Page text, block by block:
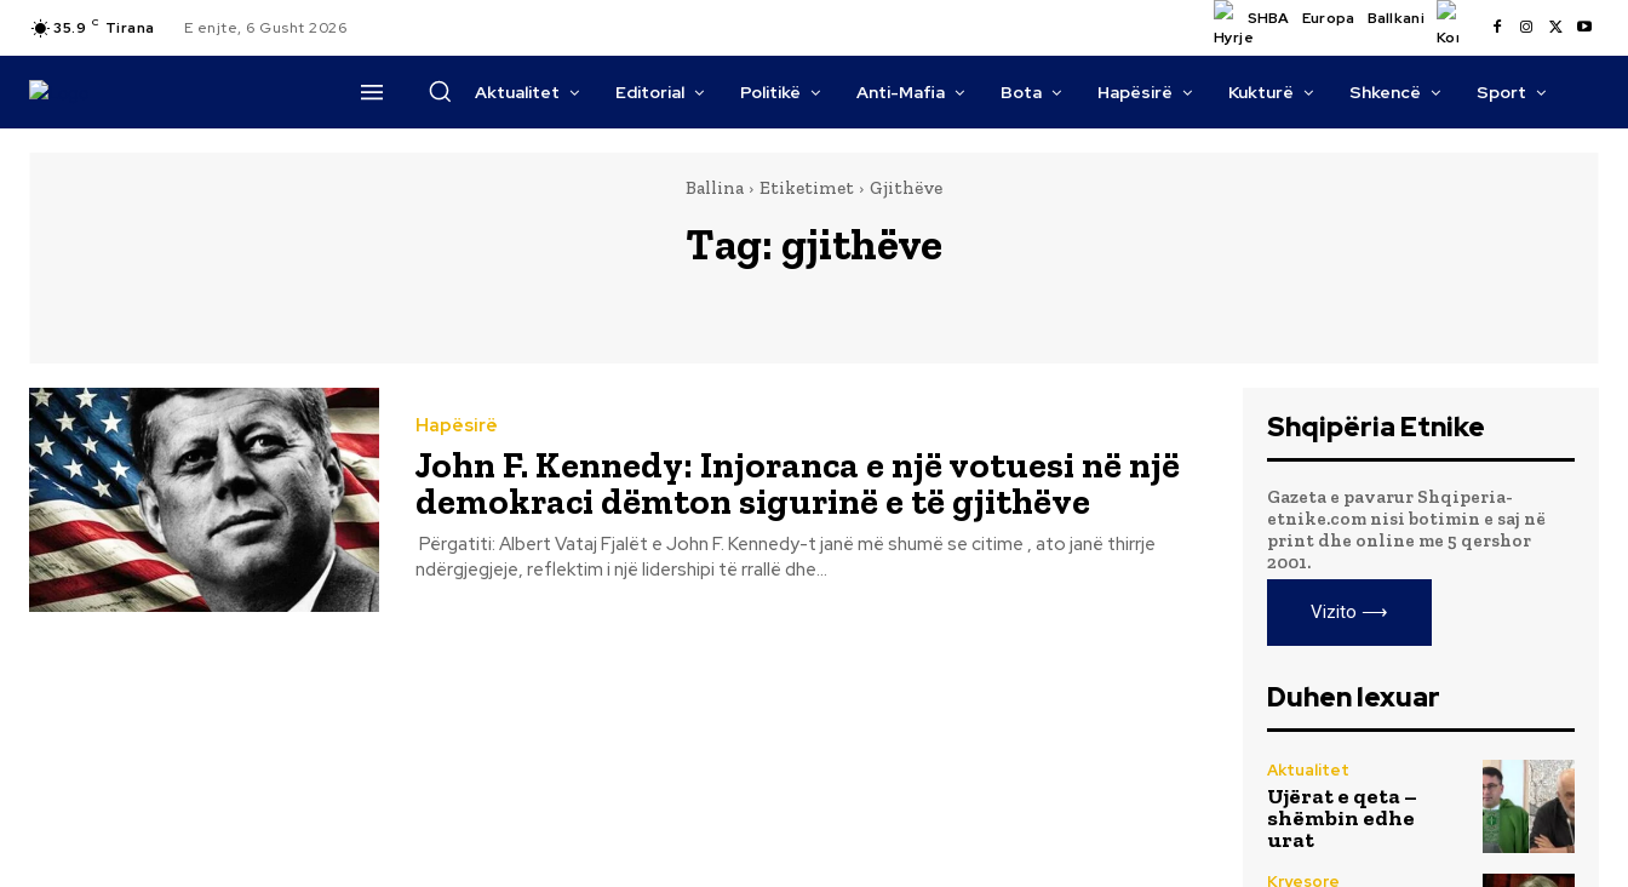
35.9 C Tirana E enjte, 6 Gusht 2026 SHBA Europa Ballkani
Aktualitet Editorial Politikë Anti-Mafia Bota Hapësirë Kukturë Shkencë Sport
Ballina Etiketimet Gjithëve
Tag: gjithëve
Hapësirë
John F. Kennedy: Injoranca e një votuesi në një
demokraci dëmton sigurinë e të gjithëve
Përgatiti: Albert Vataj Fjalët e John F. Kennedy-t janë më shumë se citime , ato janë thirrje
ndërgjegjeje, reflektim i një lidershipi të rrallë dhe...
Shqipëria Etnike
Gazeta e pavarur Shqiperia-
etnike.com nisi botimin e saj në
print dhe online me 5 qershor
2001.
Vizito ⟶
Duhen lexuar
Aktualitet
Ujërat e qeta –
shëmbin edhe
urat
Kryesore